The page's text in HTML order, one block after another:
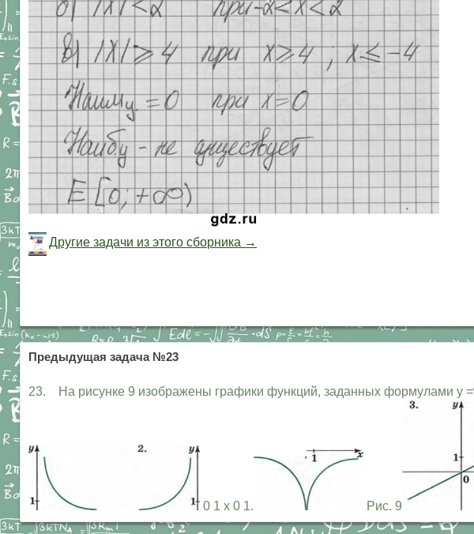
Другие задачи из этого сборника →
Предыдущая задача №23
23. На рисунке 9 изображены графики функций, заданных формулами у =
0 1 х 0 1. Рис. 9